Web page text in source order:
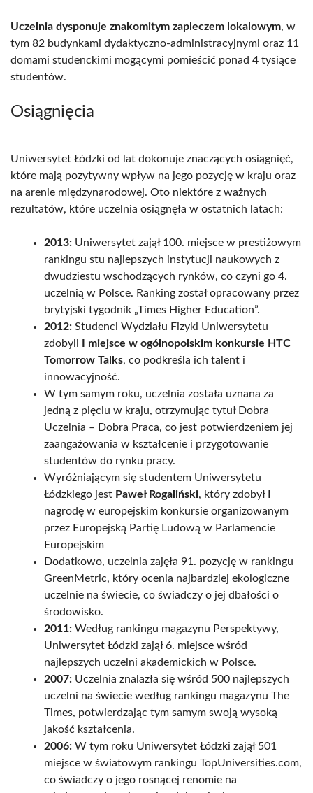
Uczelnia dysponuje znakomitym zapleczem lokalowym, w
tym 82 budynkami dydaktyczno-administracyjnymi oraz 11
domami studenckimi mogącymi pomieścić ponad 4 tysiące
studentów.
Osiągnięcia
Uniwersytet Łódzki od lat dokonuje znaczących osiągnięć,
które mają pozytywny wpływ na jego pozycję w kraju oraz
na arenie międzynarodowej. Oto niektóre z ważnych
rezultatów, które uczelnia osiągnęła w ostatnich latach:
2013: Uniwersytet zajął 100. miejsce w prestiżowym
rankingu stu najlepszych instytucji naukowych z
dwudziestu wschodzących rynków, co czyni go 4.
uczelnią w Polsce. Ranking został opracowany przez
brytyjski tygodnik „Times Higher Education”.
2012: Studenci Wydziału Fizyki Uniwersytetu
zdobyli
I miejsce w ogólnopolskim konkursie HTC
Tomorrow Talks, co podkreśla ich talent i
innowacyjność.
W tym samym roku, uczelnia została uznana za
jedną z pięciu w kraju, otrzymując tytuł Dobra
Uczelnia – Dobra Praca, co jest potwierdzeniem jej
zaangażowania w kształcenie i przygotowanie
studentów do rynku pracy.
Wyróżniającym się studentem Uniwersytetu
Łódzkiego jest Paweł Rogaliński, który zdobył I
nagrodę w europejskim konkursie organizowanym
przez Europejską Partię Ludową w Parlamencie
Europejskim
Dodatkowo, uczelnia zajęła 91. pozycję w rankingu
GreenMetric, który ocenia najbardziej ekologiczne
uczelnie na świecie, co świadczy o jej dbałości o
środowisko.
2011: Według rankingu magazynu Perspektywy,
Uniwersytet Łódzki zajął 6. miejsce wśród
najlepszych uczelni akademickich w Polsce.
2007: Uczelnia znalazła się wśród 500 najlepszych
uczelni na świecie według rankingu magazynu The
Times, potwierdzając tym samym swoją wysoką
jakość kształcenia.
2006: W tym roku Uniwersytet Łódzki zajął 501
miejsce w światowym rankingu TopUniversities.com,
co świadczy o jego rosnącej renomie na